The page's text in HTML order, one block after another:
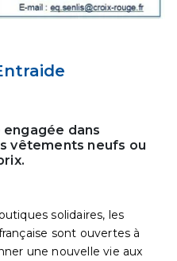
engagée dans
vêtements neufs ou
solidaires, les
sont ouvertes à
une nouvelle vie aux